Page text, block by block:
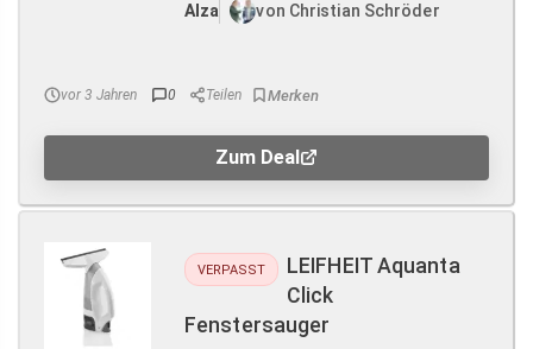
Alza von Christian Schröder
vor 3 Jahren 0 Teilen
Zum Deal
VERPASST
LEIFHEIT Aquanta
Click
Fenstersauger